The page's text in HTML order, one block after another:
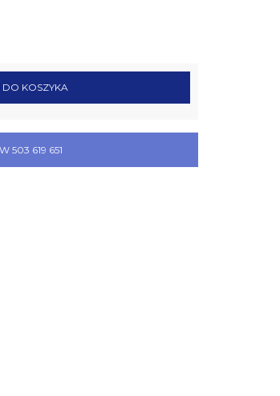
KOSZYKA
503 619 651